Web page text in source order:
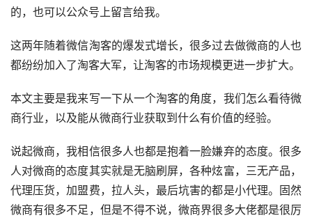
的，也可以公众号上留言给我。
这两年随着微信淘客的爆发式增长，很多过去做微商的人也
都纷纷加入了淘客大军，让淘客的市场规模更进一步扩大。
本文主要是我来写一下从一个淘客的角度，我们怎么看待微
商行业，以及能从微商行业获取到什么有价值的经验。
说起微商，我相信很多人也都是抱着一脸嫌弃的态度。很多
人对微商的态度其实就是无脑刷屏，各种炫富，三无产品，
代理压货，加盟费，拉人头，最后坑害的都是小代理。固然
微商有很多不足，但是不得不说，微商界很多大佬都是很厉